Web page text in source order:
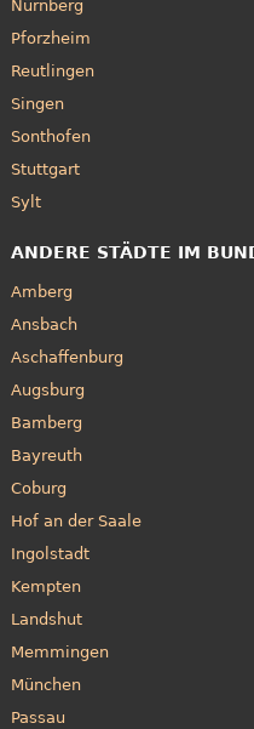
Nürnberg
Pforzheim
Reutlingen
Singen
Sonthofen
Stuttgart
Sylt
ANDERE STÄDTE IM
Amberg
Ansbach
Aschaffenburg
Augsburg
Bamberg
Bayreuth
Coburg
Hof an der Saale
Ingolstadt
Kempten
Landshut
Memmingen
München
Passau